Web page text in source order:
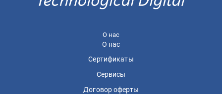
О нас
О нас
Сертификаты
Сервисы
Договор оферты